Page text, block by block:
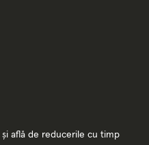
și află de reducerile cu timp